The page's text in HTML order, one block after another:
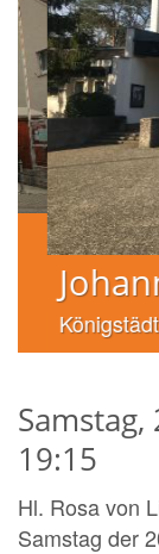
Königstädten
19:15
Hl. Rosa von
Samstag der